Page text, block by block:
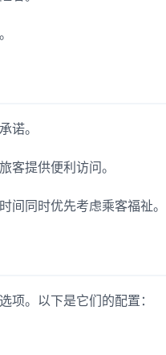
诺。
客提供便利访问。
间同时优先考虑乘客福祉。
项。以下是它们的配置：